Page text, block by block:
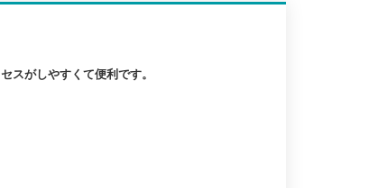
スがしやすくて便利です。